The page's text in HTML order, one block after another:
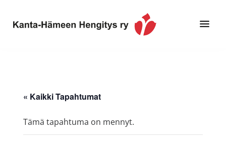
pääsisältöön
alatunnisteeseen
Hengitys
erityisesti
sinua
« Kaikki Tapahtumat
Tämä tapahtuma on mennyt.